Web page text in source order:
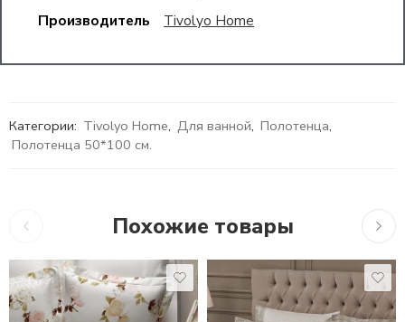
Производитель
Tivolyo Home
Категории: Tivolyo Home, Для ванной, Полотенца,
Полотенца 50*100 см.
Похожие товары